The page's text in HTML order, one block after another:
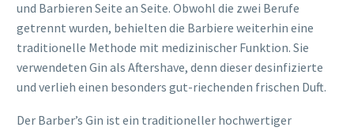
und Barbieren Seite an Seite. Obwohl die zwei Berufe
getrennt wurden, behielten die Barbiere weiterhin eine
traditionelle Methode mit medizinischer Funktion. Sie
verwendeten Gin als Aftershave, denn dieser desinfizierte
und verlieh einen besonders gut-riechenden frischen Duft.
Der Barber’s Gin ist ein traditioneller hochwertiger